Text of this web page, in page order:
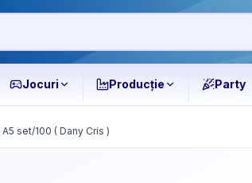
Jocuri Producție Party
set/100 ( Dany Cris )